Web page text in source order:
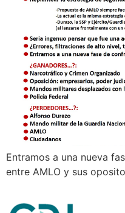
Entramos a una nueva
entre AMLO y sus